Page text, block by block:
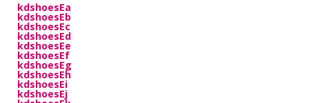
kdshoesEa
kdshoesEb
kdshoesEc
kdshoesEd
kdshoesEe
kdshoesEf
kdshoesEg
kdshoesEh
kdshoesEi
kdshoesEj